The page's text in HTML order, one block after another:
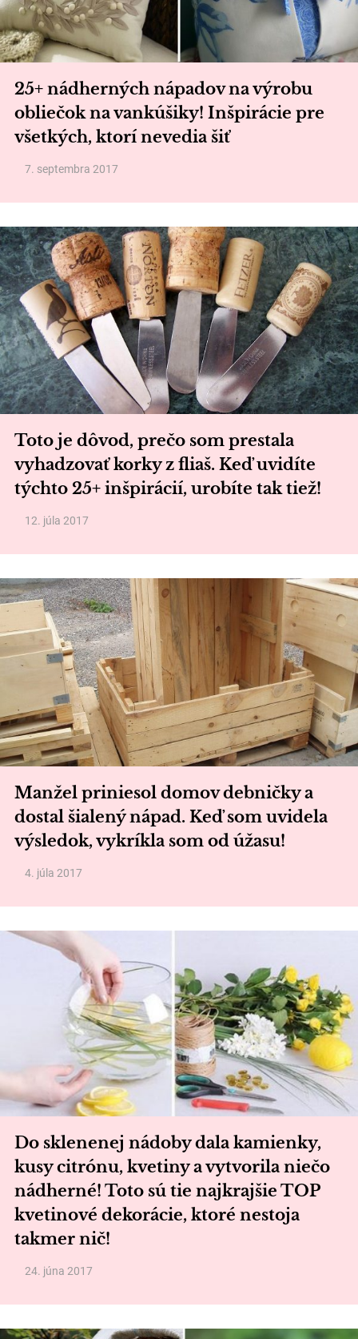
25+ nádherných nápadov na výrobu
obliečok na vankúšiky! Inšpirácie pre
všetkých, ktorí nevedia šiť
7. septembra 2017
Toto je dôvod, prečo som prestala
vyhadzovať korky z fliaš. Keď uvidíte
týchto 25+ inšpirácií, urobíte tak tiež!
12. júla 2017
Manžel priniesol domov debničky a
dostal šialený nápad. Keď som uvidela
výsledok, vykríkla som od úžasu!
4. júla 2017
Do sklenenej nádoby dala kamienky,
kusy citrónu, kvetiny a vytvorila niečo
nádherné! Toto sú tie najkrajšie TOP
kvetinové dekorácie, ktoré nestoja
takmer nič!
24. júna 2017